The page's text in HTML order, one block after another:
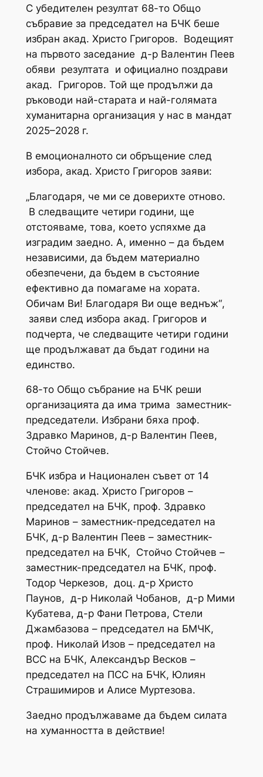
С убедителен резултат 68-то Общо
събравие за председател на БЧК беше
избран акад. Христо Григоров. Водещият
на първото заседание д-р Валентин Пеев
обяви резултата и официално поздрави
акад. Григоров. Той ще продължи да
ръководи най-старата и най-голямата
хуманитарна организация у нас в мандат
2025–2028 г.
В емоционалното си обръщение след
избора, акад. Христо Григоров заяви:
„Благодаря, че ми се доверихте отново.
В следващите четири години, ще
отстояваме, това, което успяхме да
изградим заедно. А, именно – да бъдем
независими, да бъдем материално
обезпечени, да бъдем в състояние
ефективно да помагаме на хората.
Обичам Ви! Благодаря Ви още веднъж“,
заяви след избора акад. Григоров и
подчерта, че следващите четири години
ще продължават да бъдат години на
единство.
68-то Общо събрание на БЧК реши
организацията да има трима заместник-
председатели. Избрани бяха проф.
Здравко Маринов, д-р Валентин Пеев,
Стойчо Стойчев.
БЧК избра и Национален съвет от 14
членове: акад. Христо Григоров –
председател на БЧК, проф. Здравко
Маринов – заместник-председател на
БЧК, д-р Валентин Пеев – заместник-
председател на БЧК, Стойчо Стойчев –
заместник-председател на БЧК, проф.
Тодор Черкезов, доц. д-р Христо
Паунов, д-р Николай Чобанов, д-р Мими
Кубатева, д-р Фани Петрова, Стели
Джамбазова – председател на БМЧК,
проф. Николай Изов – председател на
ВСС на БЧК, Александър Весков –
председател на ПСС на БЧК, Юлиян
Страшимиров и Алисе Муртезова.
Заедно продължаваме да бъдем силата
на хуманността в действие!